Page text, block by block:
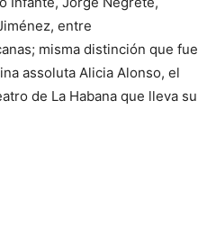
entre
misma distinción que fue
assoluta Alicia Alonso, el
de La Habana que lleva su